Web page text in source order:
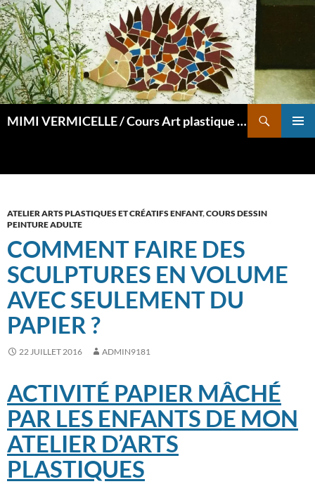
Aller
au
contenu
MIMI VERMICELLE / Cours Art plastique et mosaïque
ATELIER ARTS PLASTIQUES ET CRÉATIFS ENFANT,COURS DESSIN
PEINTURE ADULTE
COMMENT FAIRE DES
SCULPTURES EN VOLUME
AVEC SEULEMENT DU
PAPIER ?
22 JUILLET 2016 ADMIN9181
ACTIVITÉ PAPIER MÂCHÉ
PAR LES ENFANTS DE MON
ATELIER D’ARTS
PLASTIQUES